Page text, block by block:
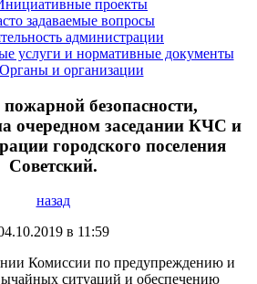
проекты
задаваемые вопросы
администрации
услуги и нормативные документы
Органы и организации
безопасности,
очередном заседании КЧС и
городского поселения
Советский.
назад
в 11:59
Комиссии по предупреждению и
ситуаций и обеспечению